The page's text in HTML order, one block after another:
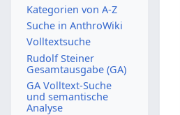
Kategorien von A-Z
Suche in AnthroWiki
Volltextsuche
Rudolf Steiner
Gesamtausgabe (GA)
GA Volltext-Suche
und semantische
Analyse